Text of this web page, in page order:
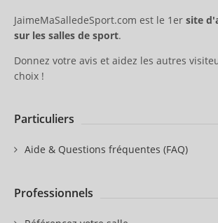
JaimeMaSalledeSport.com est le 1er site
sur les salles de sport.
Donnez votre avis et aidez les autres
choix !
Particuliers
Aide & Questions fréquentes (FAQ)
Professionnels